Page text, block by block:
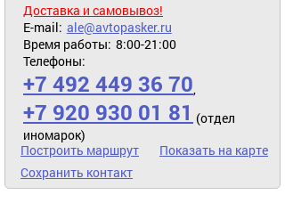
Доставка и самовывоз!
E-mail: ale@avtopasker.ru
Время работы: 8:00-21:00
Телефоны:
+7 492 449 36 70,
+7 920 930 01 81 (отдел
иномарок)
Построить маршрут
Показать на карте
Сохранить контакт